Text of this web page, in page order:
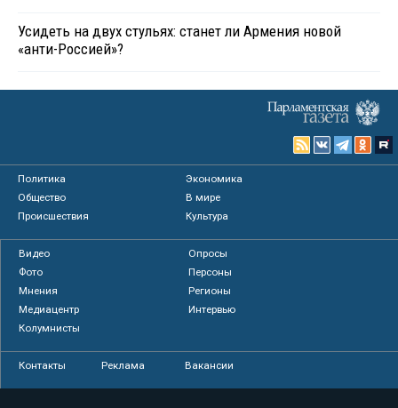
Усидеть на двух стульях: станет ли Армения новой
«анти-Россией»?
Политика
Экономика
Общество
В мире
Происшествия
Культура
Видео
Опросы
Фото
Персоны
Мнения
Регионы
Медиацентр
Интервью
Колумнисты
Контакты Реклама Вакансии